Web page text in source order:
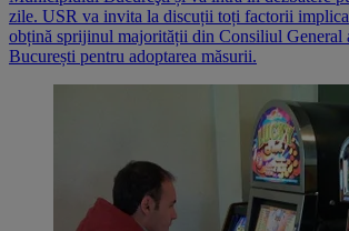
zile. USR va invita la discuții toți factorii
obțină sprijinul majorității din Consiliul
București pentru adoptarea măsurii.